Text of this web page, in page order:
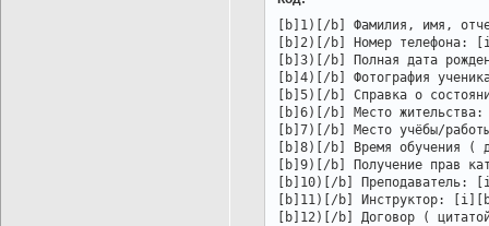
[b]1)[/b] Фамилия, имя,
[b]2)[/b] Номер телефона:
[b]3)[/b] Полная дата
[b]4)[/b] Фотография
[b]5)[/b] Справка о
[b]6)[/b] Место
[b]7)[/b] Место учёбы/
[b]8)[/b] Время обучения (
[b]9)[/b] Получение прав
[b]10)[/b]
[b]11)[/b] Инструктор:
[b]12)[/b] Договор (